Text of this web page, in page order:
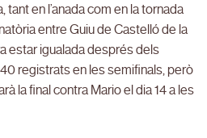
tant en l’anada com en la tornada
entre Guiu de Castelló de la
estar igualada després dels
registrats en les semifinals, però
la final contra Mario el dia 14 a les